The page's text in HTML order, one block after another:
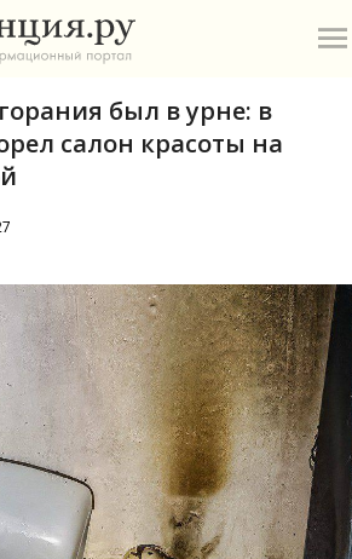
П
Р
был в урне: в
салон красоты на